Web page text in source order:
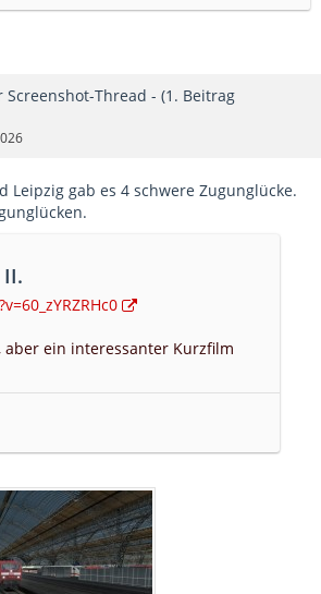
Thread - (1. Beitrag
Leipzig gab es 4 schwere Zugunglücke.
II.
aber ein interessanter Kurzfilm